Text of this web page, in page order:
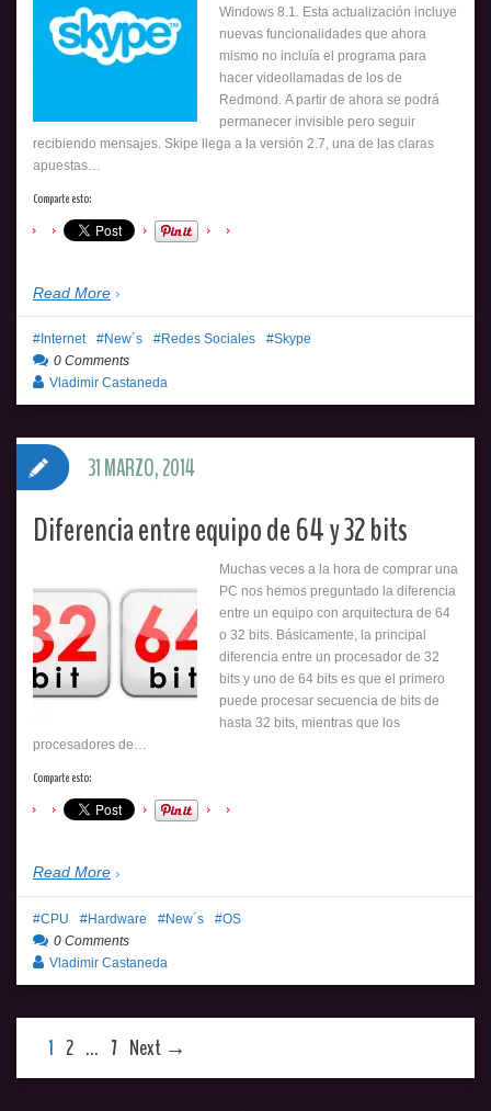
Windows 8.1. Esta actualización incluye
nuevas funcionalidades que ahora
mismo no incluía el programa para
hacer videollamadas de los de
Redmond. A partir de ahora se podrá
permanecer invisible pero seguir
recibiendo mensajes. Skipe llega a la versión 2.7, una de las claras
apuestas…
Comparte esto:
Read More
Internet New´s Redes Sociales
Skype
0 Comments
Vladimir Castaneda
Diferencia entre equipo de 64 y 32 bits
Muchas veces a la hora de comprar una
PC nos hemos preguntado la diferencia
entre un equipo con arquitectura de 64
o 32 bits. Básicamente, la principal
diferencia entre un procesador de 32
bits y uno de 64 bits es que el primero
puede procesar secuencia de bits de
hasta 32 bits, mientras que los
procesadores de…
Comparte esto:
Read More
31 MARZO, 2014
CPU Hardware New´s
OS
0 Comments
Vladimir Castaneda
1 2 … 7 Next →